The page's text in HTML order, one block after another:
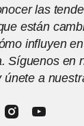
las
están
influyen
Síguenos en
únete a